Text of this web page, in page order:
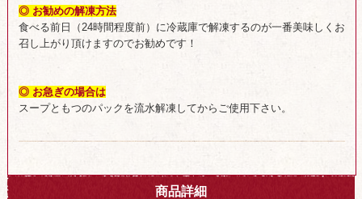
◎ お勧めの解凍方法
食べる前日（24時間程度前）に冷蔵庫で解凍するのが一番美味しくお
召し上がり頂けますのでお勧めです！
◎ お急ぎの場合は
スープともつのパックを流水解凍してからご使用下さい。
商品詳細